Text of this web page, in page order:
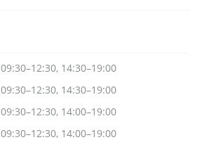
09:30–12:30, 14:30–19:00
09:30–12:30, 14:30–19:00
09:30–12:30, 14:00–19:00
09:30–12:30, 14:00–19:00